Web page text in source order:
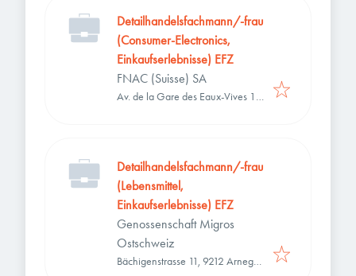
Detailhandelsfachmann/-frau
(Consumer-Electronics,
Einkaufserlebnisse) EFZ
FNAC (Suisse) SA
Av. de la Gare des Eaux-Vives 11,
Detailhandelsfachmann/-frau
(Lebensmittel,
Einkaufserlebnisse) EFZ
Genossenschaft Migros
Ostschweiz
Bächigenstrasse 11, 9212 Arnegg,